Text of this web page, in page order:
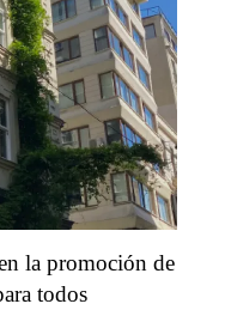
la promoción de
todos